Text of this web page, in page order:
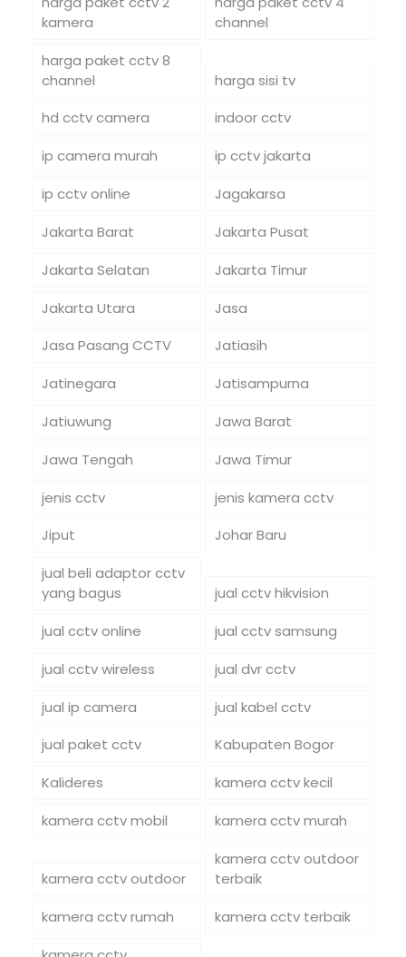
kamera
channel
harga paket cctv 8
channel
harga sisi tv
hd cctv camera
indoor cctv
ip camera murah
ip cctv jakarta
ip cctv online
Jagakarsa
Jakarta Barat
Jakarta Pusat
Jakarta Selatan
Jakarta Timur
Jakarta Utara
Jasa
Jasa Pasang CCTV
Jatiasih
Jatinegara
Jatisampurna
Jatiuwung
Jawa Barat
Jawa Tengah
Jawa Timur
jenis cctv
jenis kamera cctv
Jiput
Johar Baru
jual beli adaptor cctv
yang bagus
jual cctv hikvision
jual cctv online
jual cctv samsung
jual cctv wireless
jual dvr cctv
jual ip camera
jual kabel cctv
jual paket cctv
Kabupaten Bogor
Kalideres
kamera cctv kecil
kamera cctv mobil
kamera cctv murah
kamera cctv outdoor
kamera cctv outdoor
terbaik
kamera cctv rumah
kamera cctv terbaik